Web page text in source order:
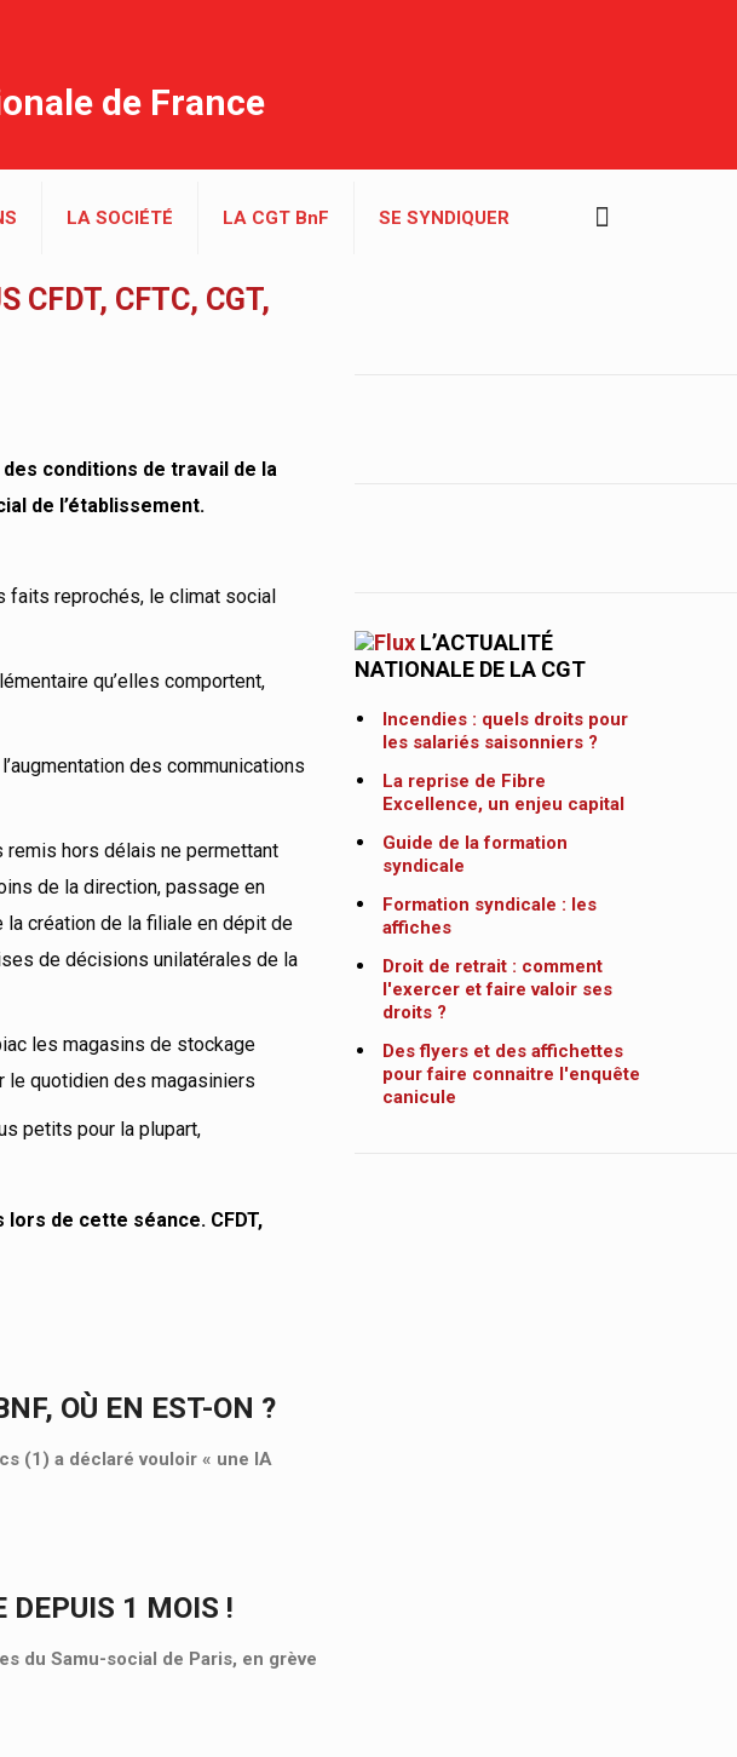
de France
LA SOCIÉTÉ LA CGT BnF SE SYNDIQUER
CFDT, CFTC, CGT,
conditions de travail de la
de l’établissement.
faits reprochés, le climat social
qu’elles comportent,
des communications
hors délais ne permettant
de la direction, passage en
la création de la filiale en dépit de
de décisions unilatérales de la
les magasins de stockage
le quotidien des magasiniers
petits pour la plupart,
de cette séance. CFDT,
OÙ EN EST-ON ?
(1) a déclaré vouloir « une IA
DEPUIS 1 MOIS !
du Samu-social de Paris, en grève
L’ACTUALITÉ
NATIONALE DE LA CGT
Incendies : quels droits pour
les salariés saisonniers ?
La reprise de Fibre
Excellence, un enjeu capital
Guide de la formation
syndicale
Formation syndicale : les
affiches
Droit de retrait : comment
l'exercer et faire valoir ses
droits ?
Des flyers et des affichettes
pour faire connaitre l'enquête
canicule